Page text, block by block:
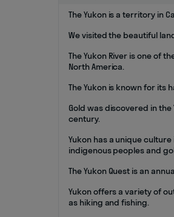
The Yukon is a territory in
We visited the beautiful
The Yukon River is one of
North America.
The Yukon is known for its
Gold was discovered in the
century.
Yukon has a unique
indigenous peoples and
The Yukon Quest is an
Yukon offers a variety of
as hiking and fishing.